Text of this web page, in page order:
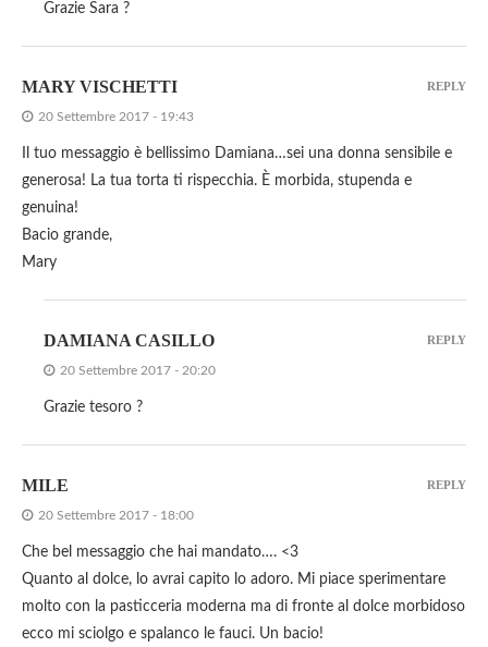
Grazie Sara ?
MARY VISCHETTI
20 Settembre 2017 - 19:43
Il tuo messaggio è bellissimo Damiana…sei una donna sensibile e
generosa! La tua torta ti rispecchia. È morbida, stupenda e
genuina!
Bacio grande,
Mary
REPLY
DAMIANA CASILLO
20 Settembre 2017 - 20:20
Grazie tesoro ?
REPLY
MILE
20 Settembre 2017 - 18:00
Che bel messaggio che hai mandato…. <3
Quanto al dolce, lo avrai capito lo adoro. Mi piace sperimentare
molto con la pasticceria moderna ma di fronte al dolce morbidoso
ecco mi sciolgo e spalanco le fauci. Un bacio!
REPLY